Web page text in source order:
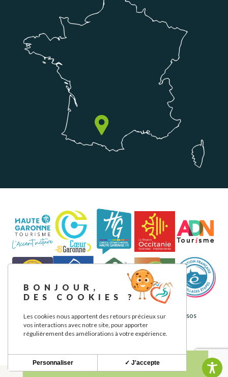
Aviso legalPolítica de privacidadNuestros compromisos
BONJOUR,
DES COOKIES ?
Les cookies nous apportent des retours précieux sur
vos interactions avec notre site, pour apporter
régulièrement des améliorations à votre expérience.
✓ J'accepte
Personnaliser